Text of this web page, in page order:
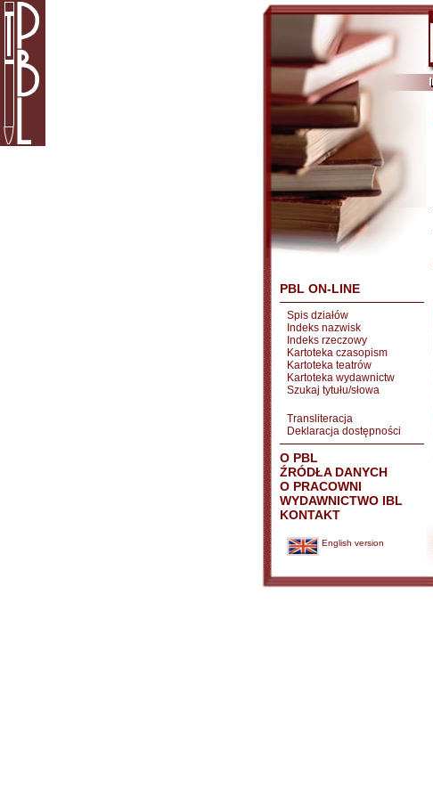
PBL ON-LINE
Spis działów
Indeks nazwisk
Indeks rzeczowy
Kartoteka czasopism
Kartoteka teatrów
Kartoteka wydawnictw
Szukaj tytułu/słowa
Transliteracja
Deklaracja dostępności
O PBL
ŹRÓDŁA DANYCH
O PRACOWNI
WYDAWNICTWO IBL
KONTAKT
English version